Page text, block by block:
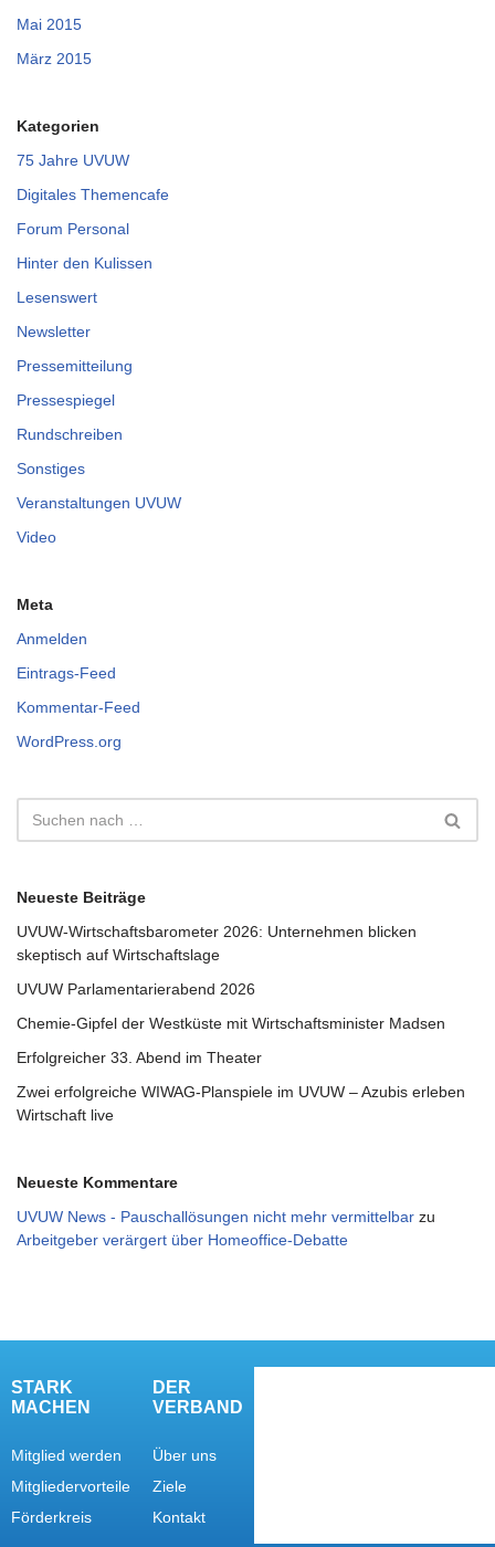
Mai 2015
März 2015
Kategorien
75 Jahre UVUW
Digitales Themencafe
Forum Personal
Hinter den Kulissen
Lesenswert
Newsletter
Pressemitteilung
Pressespiegel
Rundschreiben
Sonstiges
Veranstaltungen UVUW
Video
Meta
Anmelden
Eintrags-Feed
Kommentar-Feed
WordPress.org
Neueste Beiträge
UVUW-Wirtschaftsbarometer 2026: Unternehmen blicken
skeptisch auf Wirtschaftslage
UVUW Parlamentarierabend 2026
Chemie-Gipfel der Westküste mit Wirtschaftsminister Madsen
Erfolgreicher 33. Abend im Theater
Zwei erfolgreiche WIWAG-Planspiele im UVUW – Azubis erleben
Wirtschaft live
Neueste Kommentare
UVUW News - Pauschallösungen nicht mehr vermittelbar zu
Arbeitgeber verärgert über Homeoffice-Debatte
STARK
MACHEN
Mitglied werden
Mitgliedervorteile
Förderkreis
DER
VERBAND
Über uns
Ziele
Kontakt